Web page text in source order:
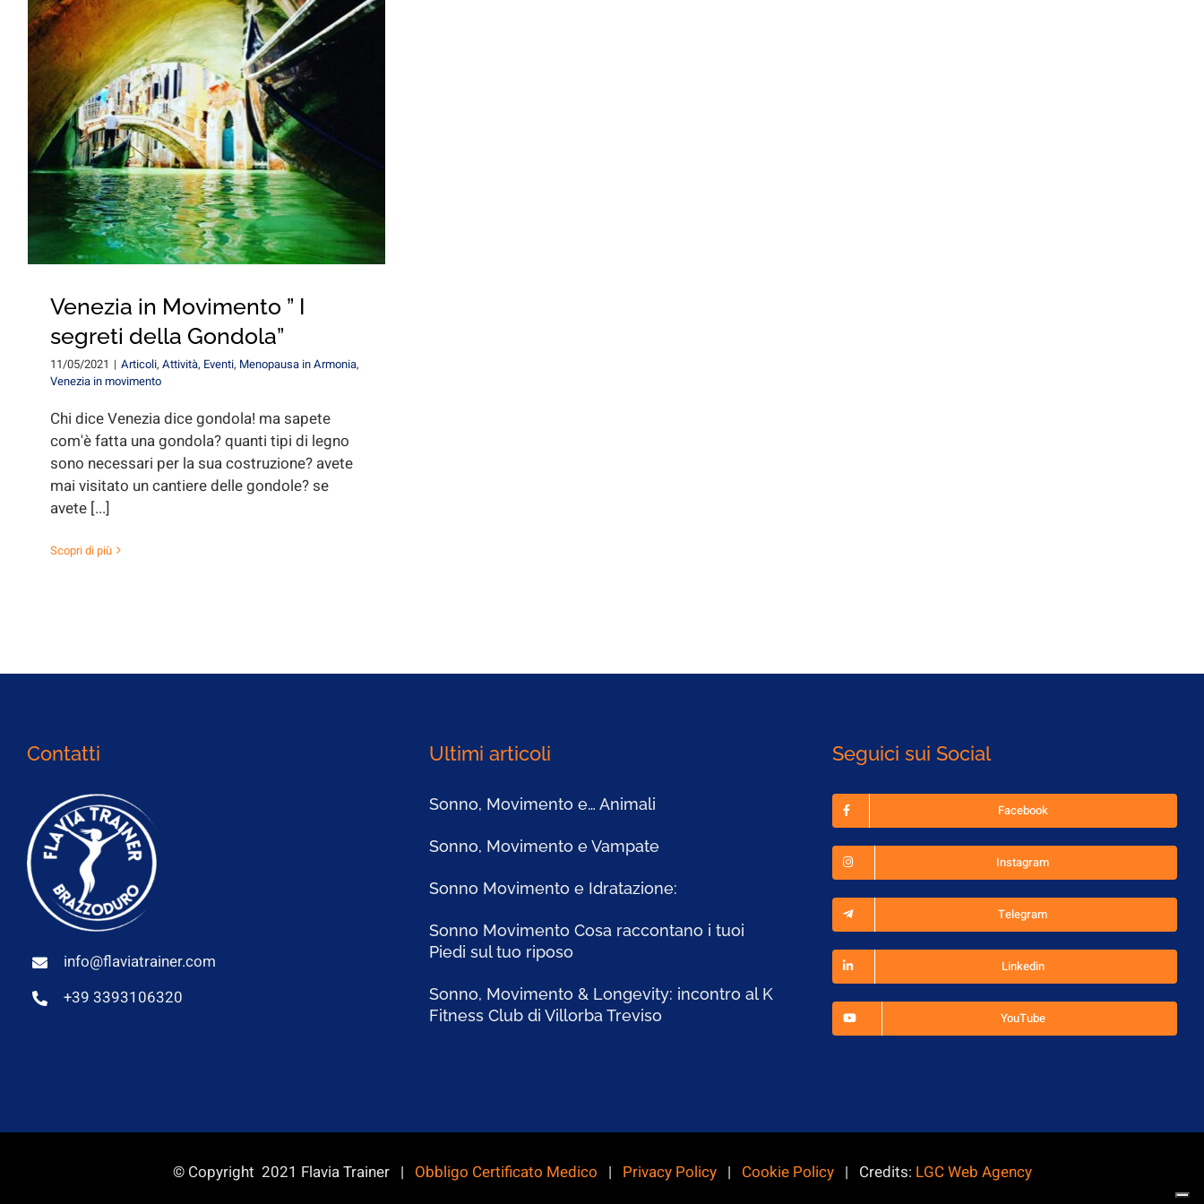
Venezia in Movimento ” I
segreti della Gondola”
11/05/2021 | Articoli, Attività, Eventi, Menopausa in Armonia,
Venezia in movimento
Chi dice Venezia dice gondola! ma sapete
com'è fatta una gondola? quanti tipi di legno
sono necessari per la sua costruzione? avete
mai visitato un cantiere delle gondole? se
avete [...]
Scopri di più
Contatti
info@flaviatrainer.com
+39 3393106320
Ultimi articoli
Sonno, Movimento e… Animali
Sonno, Movimento e Vampate
Sonno Movimento e Idratazione:
Sonno Movimento Cosa raccontano i tuoi
Piedi sul tuo riposo
Sonno, Movimento & Longevity: incontro al K
Fitness Club di Villorba Treviso
Seguici sui Social
Facebook
Instagram
Telegram
Linkedin
YouTube
© Copyright 2021 Flavia Trainer | Obbligo Certificato Medico | Privacy Policy| Cookie Policy| Credits: LGC Web Agency